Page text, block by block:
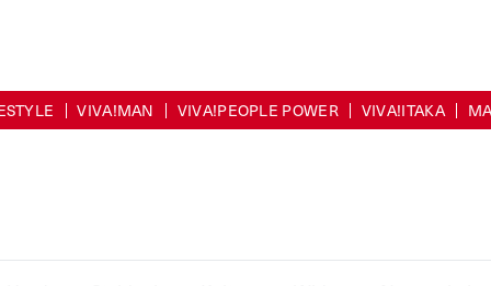
VIVA!MAN VIVA!PEOPLE POWER VIVA!ITAKA